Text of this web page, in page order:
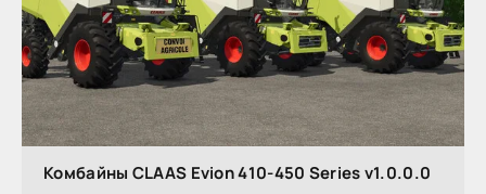
Комбайны CLAAS Evion 410-450 Series v1.0.0.0